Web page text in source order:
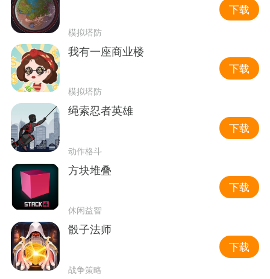
模拟塔防
下载
我有一座商业楼
模拟塔防
下载
绳索忍者英雄
动作格斗
下载
方块堆叠
休闲益智
下载
骰子法师
战争策略
下载